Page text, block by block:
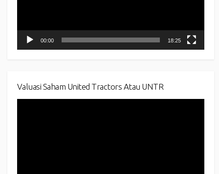
00:00 18:25
Valuasi Saham United Tractors Atau UNTR